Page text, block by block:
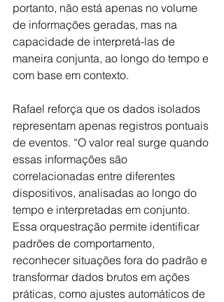
portanto, não está apenas no volume
de informações geradas, mas na
capacidade de interpretá-las de
maneira conjunta, ao longo do tempo e
com base em contexto.
Rafael reforça que os dados isolados
representam apenas registros pontuais
de eventos. “O valor real surge quando
essas informações são
correlacionadas entre diferentes
dispositivos, analisadas ao longo do
tempo e interpretadas em conjunto.
Essa orquestração permite identificar
padrões de comportamento,
reconhecer situações fora do padrão e
transformar dados brutos em ações
práticas, como ajustes automáticos de